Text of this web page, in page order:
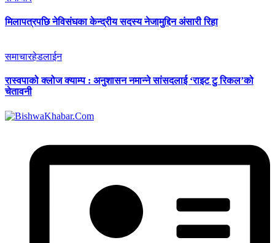
मिलापत्रपछि नेविसंघका केन्द्रीय सदस्य नेजामुद्दिन अंसारी रिहा
समाचारहेडलाईन
रास्वपाको क्लोज क्याम्प : अनुशासन नमान्ने सांसदलाई ‘राइट टु रिकल’को
चेतावनी